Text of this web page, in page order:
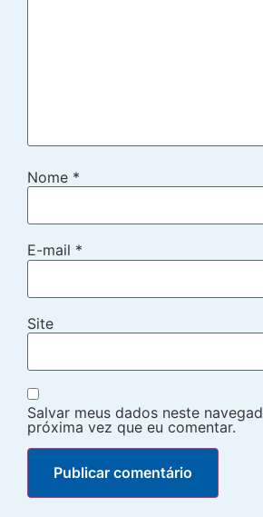
Nome *
E-mail *
Site
Salvar meus dados neste
próxima vez que eu comentar.